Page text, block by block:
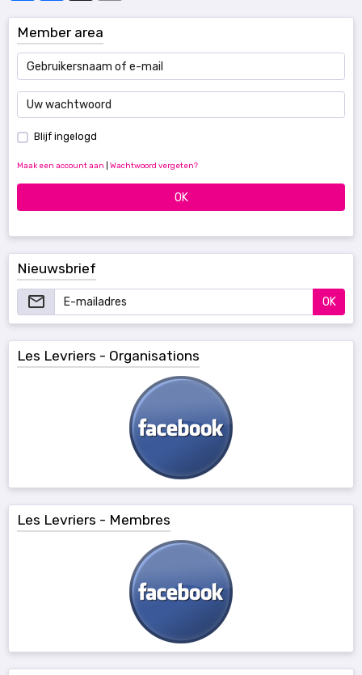
Member area
Blijf ingelogd
Maak een account aan Wachtwoord vergeten?
OK
Nieuwsbrief
OK
Les Levriers - Organisations
Les Levriers - Membres